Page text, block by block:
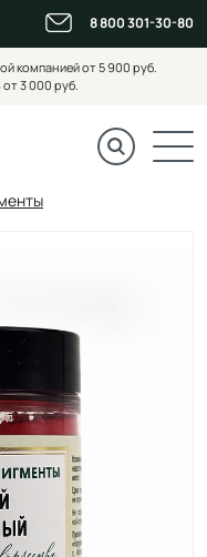
8 800 301-30-80
компанией от 5 900 руб.
3 000 руб.